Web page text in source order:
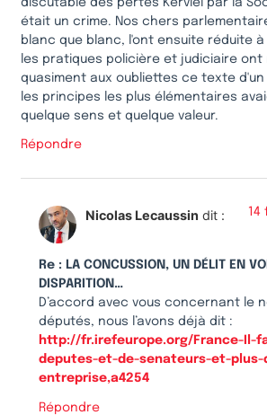
était un crime. Nos chers
blanc que blanc, l'ont ensuite réduite à
les pratiques policière et judiciaire ont
quasiment aux oubliettes ce texte
les principes les plus élémentaires
quelque sens et quelque valeur.
Répondre
Nicolas Lecaussin dit : 14
Re : LA CONCUSSION, UN DÉLIT EN
DISPARITION…
D’accord avec vous concernant le
députés, nous l’avons déjà dit :
http://fr.irefeurope.org/France-Il-
deputes-et-de-senateurs-et-plus-
entreprise,a4254
Répondre